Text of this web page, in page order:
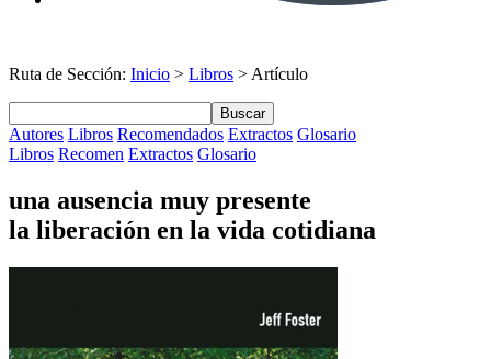
Ruta de Sección: Inicio > Libros > Artículo
Buscar
Autores Libros Recomendados Extractos Glosario
Libros Recomen Extractos Glosario
una ausencia muy presente
la liberación en la vida cotidiana